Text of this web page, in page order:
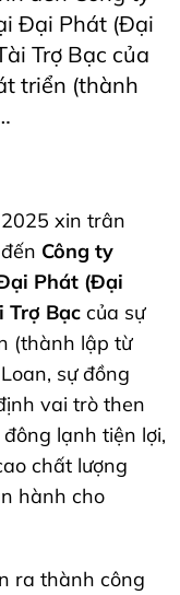
Đại Phát (Đại
Trợ Bạc của
triển (thành
xin trân
Công ty
Phát (Đại
Trợ Bạc của sự
(thành lập từ
sự đồng
vai trò then
lạnh tiện lợi,
chất lượng
hành cho
ra thành công